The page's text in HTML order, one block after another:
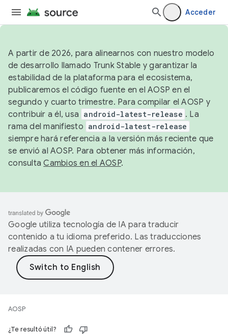
Acceder
A partir de 2026, para alinearnos con nuestro modelo
de desarrollo llamado Trunk Stable y garantizar la
estabilidad de la plataforma para el ecosistema,
publicaremos el código fuente en el AOSP en el
segundo y cuarto trimestre. Para compilar el AOSP y
contribuir a él, usa android-latest-release . La
rama del manifiesto android-latest-release
siempre hará referencia a la versión más reciente que
se envió al AOSP. Para obtener más información,
consultaCambios en el AOSP.
Google utiliza tecnología de IA para traducir
contenido a tu idioma preferido. Las traducciones
realizadas con IA pueden contener errores.
AOSP
¿Te resultó útil?